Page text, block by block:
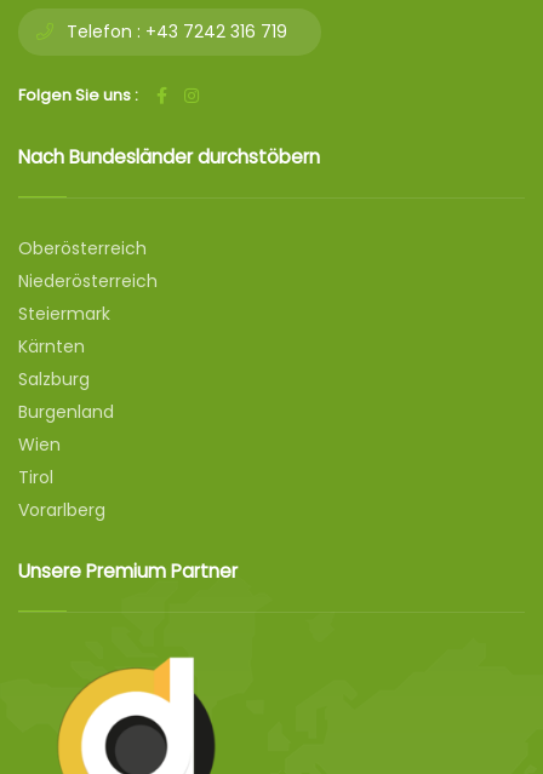
Telefon : +43 7242 316 719
Folgen Sie uns :
Nach Bundesländer durchstöbern
Oberösterreich
Niederösterreich
Steiermark
Kärnten
Salzburg
Burgenland
Wien
Tirol
Vorarlberg
Unsere Premium Partner